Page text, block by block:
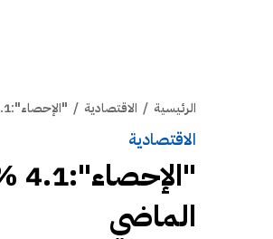
الرئيسية / الاقتصادية / "الإحصاء":4.1 % ارتفاع التضخم في الكويت خلال أغسطس الماضي
الاقتصادية
الماضي